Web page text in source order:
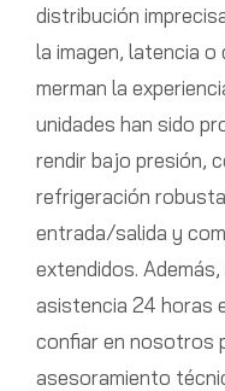
distribución
la imagen, latencia
merman la
unidades han sido
rendir bajo presión,
refrigeración
entrada/salida y
extendidos.
asistencia 24 horas
confiar en nosotros
asesoramiento